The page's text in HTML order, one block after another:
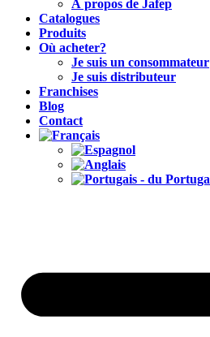
À propos de Jafep
Catalogues
Produits
Où acheter?
Je suis un consommateur
Je suis distributeur
Franchises
Blog
Contact